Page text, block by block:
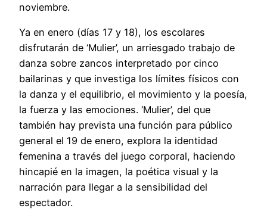
noviembre.
Ya en enero (días 17 y 18), los escolares
disfrutarán de ‘Mulier’, un arriesgado trabajo de
danza sobre zancos interpretado por cinco
bailarinas y que investiga los límites físicos con
la danza y el equilibrio, el movimiento y la poesía,
la fuerza y las emociones. ‘Mulier’, del que
también hay prevista una función para público
general el 19 de enero, explora la identidad
femenina a través del juego corporal, haciendo
hincapié en la imagen, la poética visual y la
narración para llegar a la sensibilidad del
espectador.